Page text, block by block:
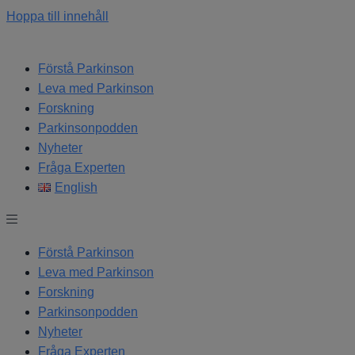
Hoppa till innehåll
Förstå Parkinson
Leva med Parkinson
Forskning
Parkinsonpodden
Nyheter
Fråga Experten
English
Förstå Parkinson
Leva med Parkinson
Forskning
Parkinsonpodden
Nyheter
Fråga Experten